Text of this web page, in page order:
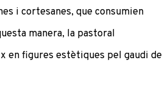
i cortesanes, que consumien
manera, la pastoral
en figures estètiques pel gaudi de